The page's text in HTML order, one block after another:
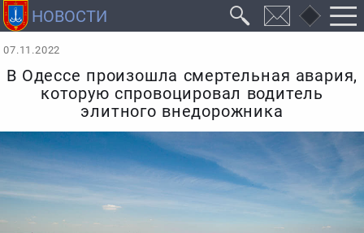
07.11.2022
В Одессе произошла смертельная авария,
которую спровоцировал водитель
элитного внедорожника